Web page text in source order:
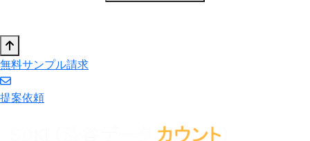
無料サンプル請求
提案依頼